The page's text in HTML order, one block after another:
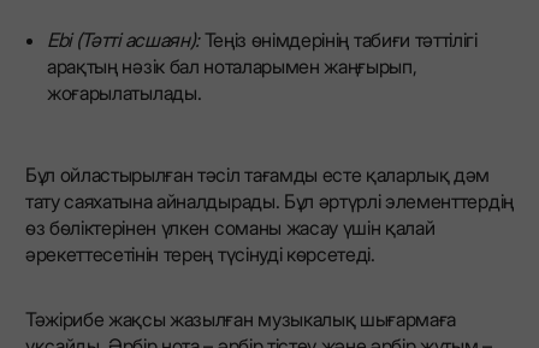
Ebi (Тәтті асшаян):Теңіз өнімдерінің табиғи тәттілігі
арақтың нәзік бал ноталарымен жаңғырып,
жоғарылатылады.
Бұл ойластырылған тәсіл тағамды есте қаларлық дәм
тату саяхатына айналдырады. Бұл әртүрлі элементтердің
өз бөліктерінен үлкен соманы жасау үшін қалай
әрекеттесетінін терең түсінуді көрсетеді.
Тәжірибе жақсы жазылған музыкалық шығармаға